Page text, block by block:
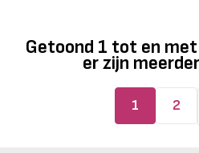
Getoond 1 tot en met
er zijn
1 2